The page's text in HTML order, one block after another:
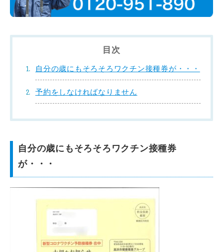
目次
自分の歳にもそろそろワクチン接種券が・・・
予約をしなければなりません
自分の歳にもそろそろワクチン接種券
が・・・